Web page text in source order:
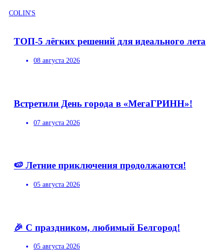
COLIN'S
ТОП-5 лёгких решений для идеального лета
08 августа 2026
Встретили День города в «МегаГРИНН»!
07 августа 2026
🍉 Летние приключения продолжаются!
05 августа 2026
🎉 С праздником, любимый Белгород!
05 августа 2026